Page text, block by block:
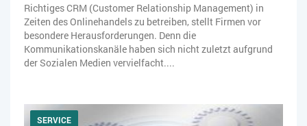
Richtiges CRM (Customer Relationship Management) in
Zeiten des Onlinehandels zu betreiben, stellt Firmen vor
besondere Herausforderungen. Denn die
Kommunikationskanäle haben sich nicht zuletzt aufgrund
der Sozialen Medien vervielfacht....
SERVICE